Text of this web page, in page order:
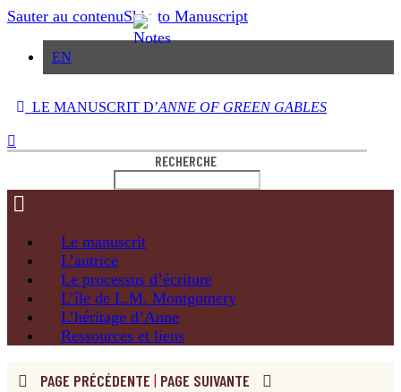
Sauter au contenuSkip to Manuscript
EN
LE MANUSCRIT D’ANNE OF GREEN GABLES
RECHERCHE
Le manuscrit
L’autrice
Le processus d’écriture
L’île de L.M. Montgomery
L’héritage d’Anne
Ressources et liens
PAGE PRÉCÉDENTE | PAGE SUIVANTE